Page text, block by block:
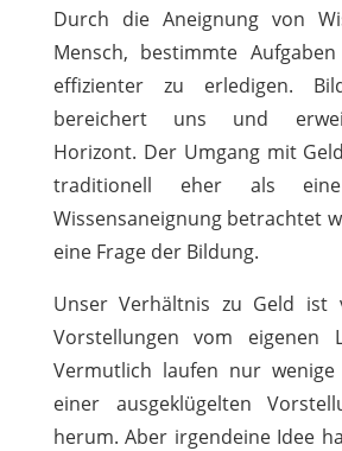
Durch die Aneignung von
Mensch, bestimmte
effizienter zu erledigen.
bereichert uns und
Horizont. Der Umgang mit
traditionell eher als
Wissensaneignung betrachtet
eine Frage der Bildung.
Unser Verhältnis zu Geld ist
Vorstellungen vom eigenen
Vermutlich laufen nur
einer ausgeklügelten
herum. Aber irgendeine Idee